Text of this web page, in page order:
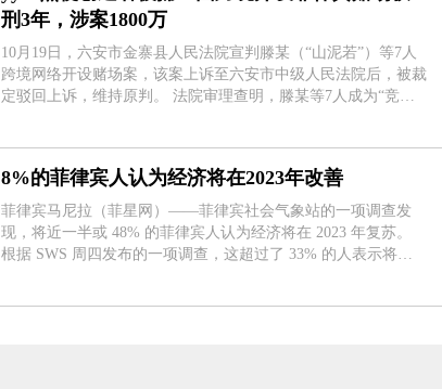
刑3年，涉案1800万
10月19日，六安市金寨县人民法院宣判滕某（“山泥若”）等7人
跨境网络开设赌场案，该案上诉至六安市中级人民法院后，被裁
定驳回上诉，维持原判。 法院审理查明，滕某等7人成为“竞技
8%的菲律宾人认为经济将在2023年改善
菲律宾马尼拉（菲星网）——菲律宾社会气象站的一项调查发
现，将近一半或 48% 的菲律宾人认为经济将在 2023 年复苏。
根据 SWS 周四发布的一项调查，这超过了 33% 的人表示将保